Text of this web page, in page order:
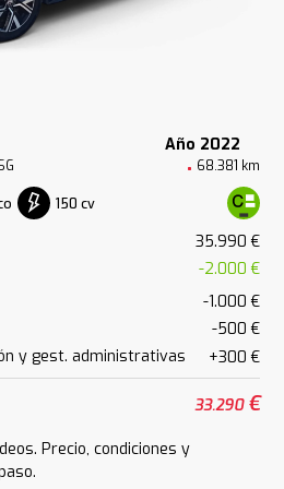
Año 2022
68.381 km
150 cv
35.990 €
-2.000 €
-1.000 €
-500 €
y gest. administrativas
+300 €
33.290€
Precio, condiciones y